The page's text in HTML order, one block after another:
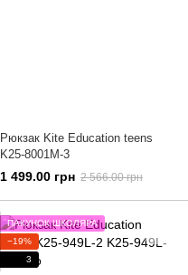
Рюкзак Kite Education teens
K25-8001M-3
1 499.00 грн 2 566.00 грн
ПАКУНОК ШКОЛЯРА
−19%
3